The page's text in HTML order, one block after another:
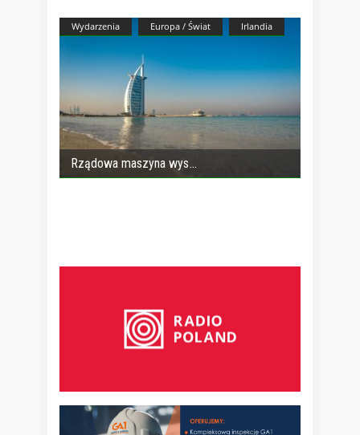
Wydarzenia Europa / Świat Irlandia
Rządowa maszyna wys